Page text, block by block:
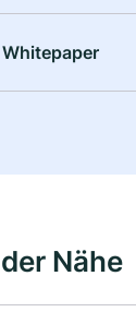
Whitepaper
Nähe